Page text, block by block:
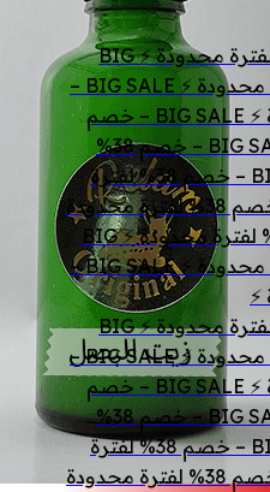
BIG SALE – خصم 38% لفترة محدودة ⚡ BIG
SALE – خصم 38% لفترة محدودة ⚡ BIG SALE –
خصم 38% لفترة محدودة ⚡ BIG SALE – خصم
38% لفترة محدودة ⚡ BIG SALE – خصم 38%
لفترة محدودة ⚡ BIG SALE – خصم 38% لفترة
محدودة ⚡ BIG SALE – خصم 38% لفترة محدودة
⚡ BIG SALE – خصم 38% لفترة محدودة ⚡ BIG
SALE – خصم 38% لفترة محدودة ⚡ BIG SALE –
BIG SALE – خصم 38% لفترة محدودة ⚡ BIG
SALE – خصم 38% لفترة محدودة ⚡ BIG SALE –
خصم 38% لفترة محدودة ⚡ BIG SALE – خصم
38% لفترة محدودة ⚡ BIG SALE – خصم 38%
لفترة محدودة ⚡ BIG SALE – خصم 38% لفترة
محدودة ⚡ BIG SALE – خصم 38% لفترة محدودة